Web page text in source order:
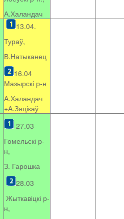
А.Халандач
13.04.
Тураў,
В.Натыканец
16.04
Мазырскі р-н
А.Халандач
+А.Зяцікаў
27.03
Гомельскі р-
н,
З. Гарошка
28.03
Жыткавіцкі р-
н,